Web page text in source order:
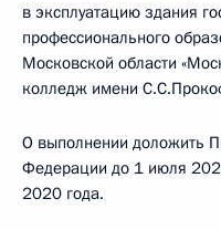
в эксплуатацию здания
профессионального
Московской области
колледж имени
О выполнении доложить
Федерации до 1 июля
2020 года.